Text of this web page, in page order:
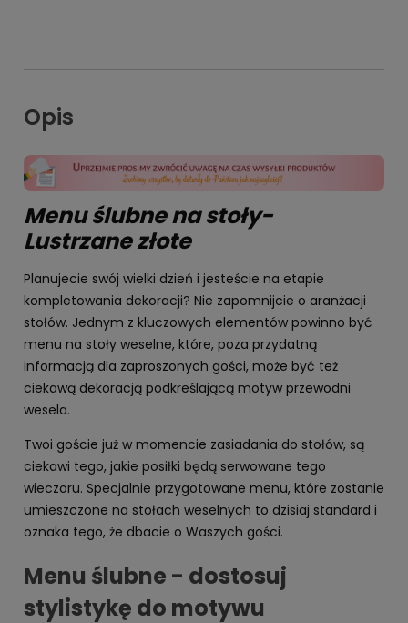
Opis
Menu ślubne na stoły-
Lustrzane złote
Planujecie swój wielki dzień i jesteście na etapie
kompletowania dekoracji? Nie zapomnijcie o aranżacji
stołów. Jednym z kluczowych elementów powinno być
menu na stoły weselne, które, poza przydatną
informacją dla zaproszonych gości, może być też
ciekawą dekoracją podkreślającą motyw przewodni
wesela.
Twoi goście już w momencie zasiadania do stołów, są
ciekawi tego, jakie posiłki będą serwowane tego
wieczoru. Specjalnie przygotowane menu, które zostanie
umieszczone na stołach weselnych to dzisiaj standard i
oznaka tego, że dbacie o Waszych gości.
Menu ślubne - dostosuj
stylistykę do motywu